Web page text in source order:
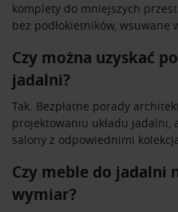
komplety do mniejszych
bez podłokietników, wsuwane
Czy można uzyskać
jadalni?
Tak. Bezpłatne porady
projektowaniu układu jadalni,
salony z odpowiednimi
Czy meble do jadalni
wymiar?